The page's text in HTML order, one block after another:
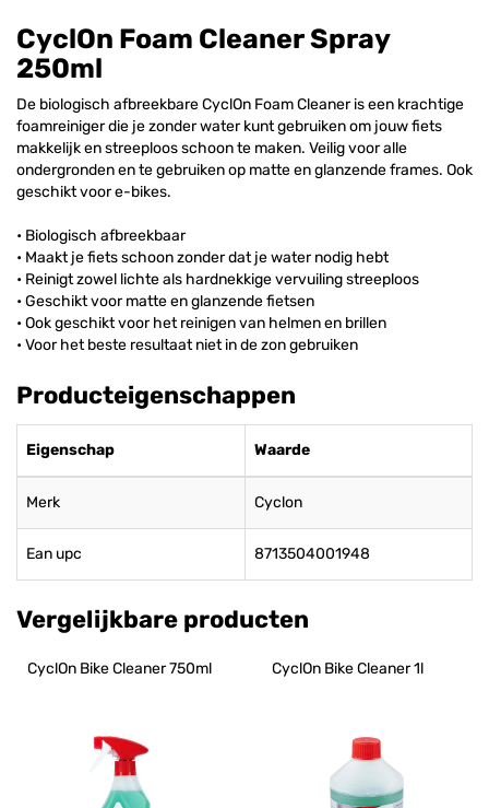
CyclOn Foam Cleaner Spray
250ml
De biologisch afbreekbare CyclOn Foam Cleaner is een krachtige
foamreiniger die je zonder water kunt gebruiken om jouw fiets
makkelijk en streeploos schoon te maken. Veilig voor alle
ondergronden en te gebruiken op matte en glanzende frames. Ook
geschikt voor e-bikes.
• Biologisch afbreekbaar
• Maakt je fiets schoon zonder dat je water nodig hebt
• Reinigt zowel lichte als hardnekkige vervuiling streeploos
• Geschikt voor matte en glanzende fietsen
• Ook geschikt voor het reinigen van helmen en brillen
• Voor het beste resultaat niet in de zon gebruiken
Producteigenschappen
Eigenschap Waarde
Merk Cyclon
Ean upc 8713504001948
Vergelijkbare producten
CyclOn Bike Cleaner 750ml CyclOn Bike Cleaner 1l